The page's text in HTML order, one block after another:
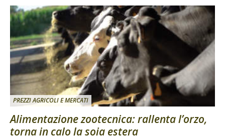
PREZZI AGRICOLI E MERCATI
Alimentazione zootecnica: rallenta l’orzo,
torna in calo la soia estera